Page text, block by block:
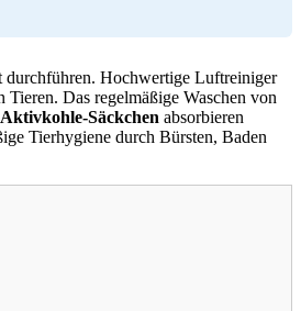
durchführen. Hochwertige Luftreiniger
Das regelmäßige Waschen von
Säckchen absorbieren
Tierhygiene durch Bürsten, Baden